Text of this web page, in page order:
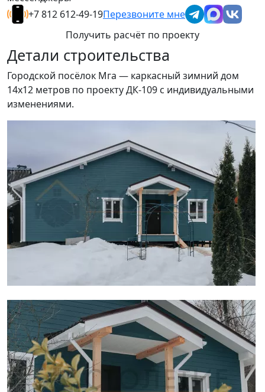
+7 812 612-49-19Перезвоните мне
Получить расчёт по проекту
Детали строительства
Городской посёлок Мга — каркасный зимний дом
14х12 метров по проекту ДК-109 с индивидуальными
изменениями.